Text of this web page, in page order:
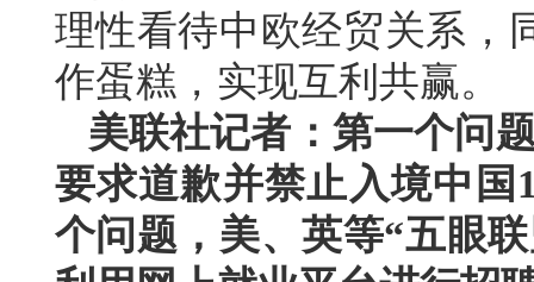
理性看待中欧经贸关系，
作蛋糕，实现互利共赢。
美联社记者：第一个问
要求道歉并禁止入境中
个问题，美、英等“五眼